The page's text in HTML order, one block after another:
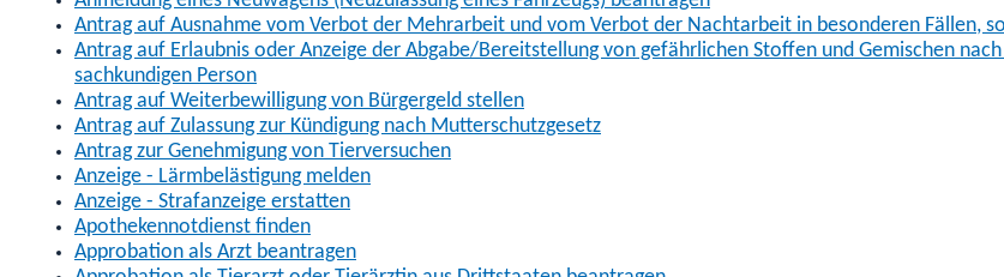
Antrag auf Ausnahme vom Verbot der Mehrarbeit und vom Verbot der Nachtarbeit in besonderen Fällen,
Antrag auf Erlaubnis oder Anzeige der Abgabe/Bereitstellung von gefährlichen Stoffen und Gemischen
sachkundigen Person
Antrag auf Weiterbewilligung von Bürgergeld stellen
Antrag auf Zulassung zur Kündigung nach Mutterschutzgesetz
Antrag zur Genehmigung von Tierversuchen
Anzeige - Lärmbelästigung melden
Anzeige - Strafanzeige erstatten
Apothekennotdienst finden
Approbation als Arzt beantragen